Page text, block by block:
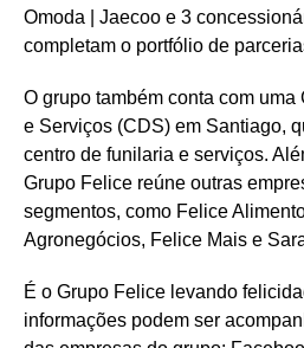
Omoda | Jaecoo e 3
completam o portfólio de
O grupo também conta com
e Serviços (CDS) em Santiago,
centro de funilaria e serviços.
Grupo Felice reúne outras
segmentos, como Felice
Agronegócios, Felice Mais e
É o Grupo Felice levando
informações podem ser